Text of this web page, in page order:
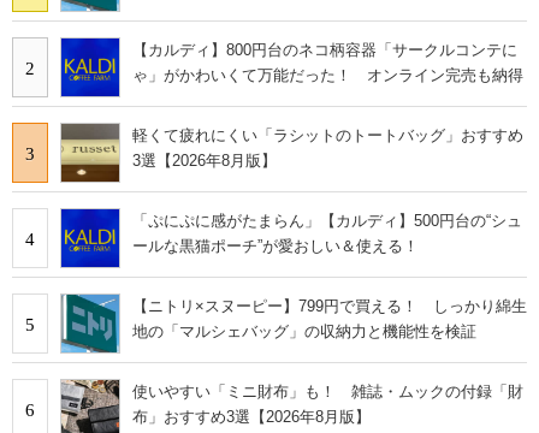
2
【カルディ】800円台のネコ柄容器「サークルコンテに
ゃ」がかわいくて万能だった！ オンライン完売も納得
3
軽くて疲れにくい「ラシットのトートバッグ」おすすめ
3選【2026年8月版】
4
「ぷにぷに感がたまらん」【カルディ】500円台の“シュ
ールな黒猫ポーチ”が愛おしい＆使える！
5
【ニトリ×スヌーピー】799円で買える！ しっかり綿生
地の「マルシェバッグ」の収納力と機能性を検証
6
使いやすい「ミニ財布」も！ 雑誌・ムックの付録「財
布」おすすめ3選【2026年8月版】